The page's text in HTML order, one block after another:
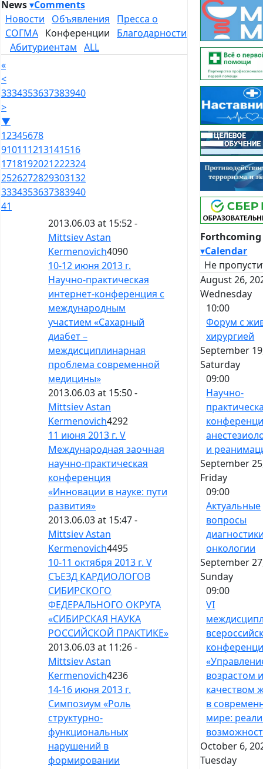
News▾Comments
Новости
Объявления
Пресса о
СОГМА Конференции Благодарности
Абитуриентам ALL
«
<
3334353637383940
>
▼
12345678
910111213141516
1718192021222324
2526272829303132
3334353637383940
41
2013.06.03 at 15:52 -
Mittsiev Astan
Kermenovich4090
10-12 июня 2013 г.
Научно-практическая
интернет-конференция с
международным
участием «Сахарный
диабет –
междисциплинарная
проблема современной
медицины»
2013.06.03 at 15:50 -
Mittsiev Astan
Kermenovich4292
11 июня 2013 г. V
Международная заочная
научно-практическая
конференция
«Инновации в науке: пути
развития»
2013.06.03 at 15:47 -
Mittsiev Astan
Kermenovich4495
10-11 октября 2013 г. V
СЪЕЗД КАРДИОЛОГОВ
СИБИРСКОГО
ФЕДЕРАЛЬНОГО ОКРУГА
«СИБИРСКАЯ НАУКА
РОССИЙСКОЙ ПРАКТИКЕ»
2013.06.03 at 11:26 -
Mittsiev Astan
Kermenovich4236
14-16 июня 2013 г.
Симпозиум «Роль
структурно-
функциональных
нарушений в
формировании
▾Calendar
Не
August 26,
Wednesday
10:00
Форум с
хирургией
September
Saturday
09:00
Научно-
и
September
Friday
09:00
Актуальные
вопросы
онкологии
September
Sunday
09:00
VI
возрастом
качеством
в
мире:
October 6,
Tuesday